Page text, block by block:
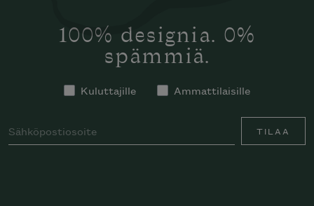
100% designia. 0%
spämmiä.
Kuluttajille Ammattilaisille
TILAA